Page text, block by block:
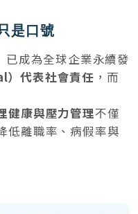
是口號
已成為全球企業永續發
）代表社會責任 ，而
健康與壓力管理不僅
低離職率、病假率與